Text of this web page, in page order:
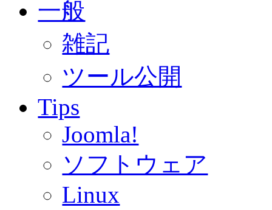
一般
雑記
ツール公開
Tips
Joomla!
ソフトウェア
Linux